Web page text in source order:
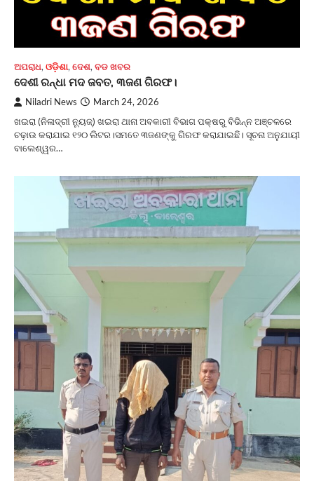
ଅପରାଧ, ଓଡ଼ିଶା, ଦେଶ, ବଡ ଖବର
ଦେଶୀ ରନ୍ଧା ମଦ ଜବତ, ୩ଜଣ ଗିରଫ।
Niladri News March 24, 2026
ଖଇରା (ନିଳାଦ୍ରୀ ନ୍ୟୁଜ୍) ଖଇରା ଥାନା ଅବକାରୀ ବିଭାଗ ପକ୍ଷରୁ ବିଭିନ୍ନ ଅଞ୍ଚଳରେ
ଚଢ଼ାଉ କରାଯାଇ ୧୨୦ ଲିଟର।ସମତେ ୩ଜଣଙ୍କୁ ଗିରଫ କରାଯାଇଛି। ସୂଚନା ଅନୁଯାୟୀ
ବାଲେଶ୍ୱର…